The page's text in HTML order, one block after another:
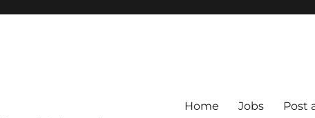
Home Jobs Post